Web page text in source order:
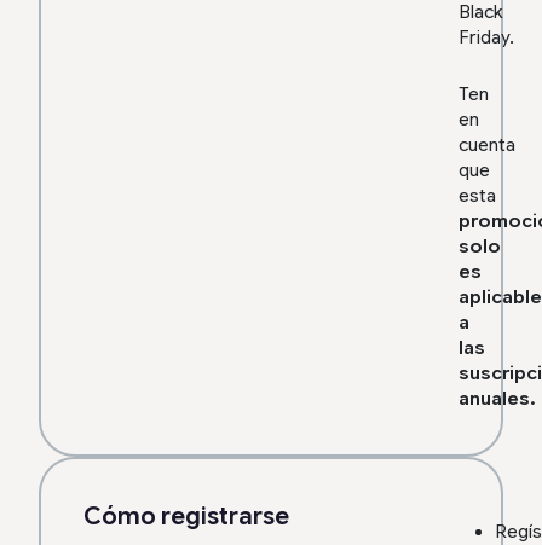
Black
Friday.
Ten
en
cuenta
que
esta
solo
es
aplicable
a
las
anuales.
Cómo registrarse